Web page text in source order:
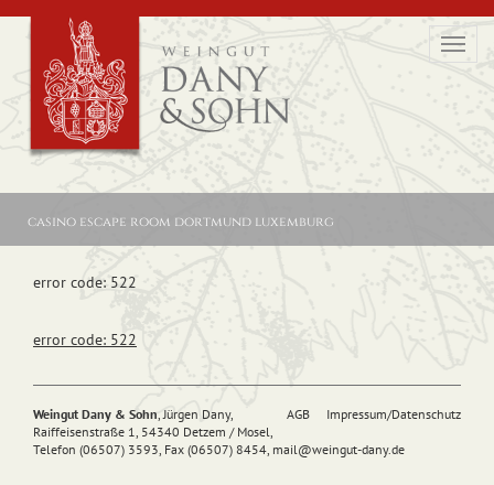
casino escape room dortmund luxemburg
error code: 522
error code: 522
AGB Impressum/Datenschutz
Weingut Dany & Sohn, Jürgen Dany,
Raiffeisenstraße 1, 54340 Detzem / Mosel,
Telefon (06507) 3593, Fax (06507) 8454, mail@weingut-dany.de